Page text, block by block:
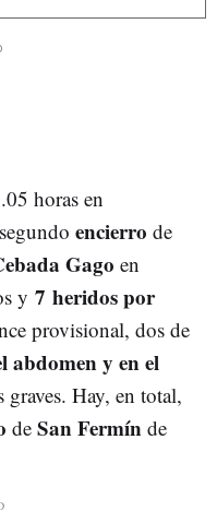
horas en
encierro de
Gago en
y 7 heridos por
provisional, dos de
abdomen y en el
Hay, en total,
de San Fermín de